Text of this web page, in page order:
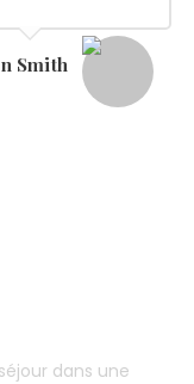
Smith
dans une